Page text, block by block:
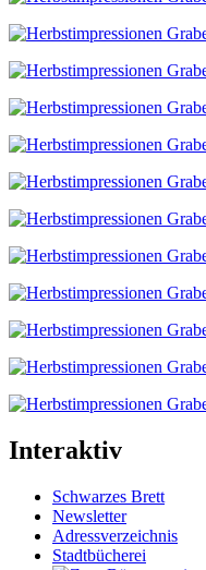
Interaktiv
Schwarzes Brett
Newsletter
Adressverzeichnis
Stadtbücherei